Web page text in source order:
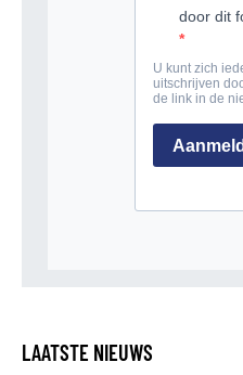
LAATSTE NIEUWS